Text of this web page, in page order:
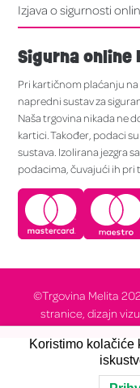
Izjava o sigurnosti
Sigurna online
Pri kartičnom plaćanju
napredni sustav za
Naša trgovina nikada ne
kartici. Također, podaci
sustava. Izolirana jezgra
podacima, čuvajući ih
©Trgovina Melita
stranice, dizajn
Koristimo kolačiće